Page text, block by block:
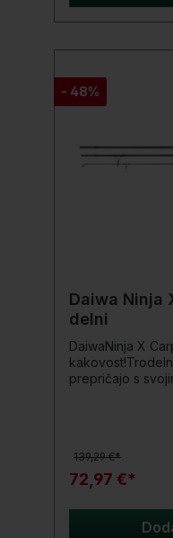
- 48%
Daiwa Ninja
delni
DaiwaNinja X
prepričajo s
primerjavi z
palico.Podrobnosti o
ogljikova vlakna
(Put-Over)
DPS držalo za
139,29 €*
72,97 €*